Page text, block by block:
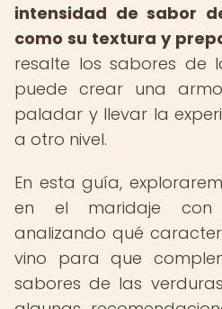
intensidad de sabor
como su textura y
resalte los sabores de
puede crear una
paladar y llevar la
a otro nivel.
En esta guía,
en el maridaje con
analizando qué
vino para que
sabores de las